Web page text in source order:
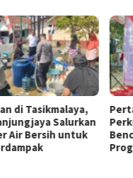
di Tasikmalaya,
Salurkan
Air Bersih untuk